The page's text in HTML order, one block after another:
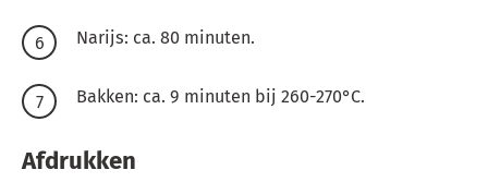
Narijs: ca. 80 minuten.
Bakken: ca. 9 minuten bij 260-270°C.
Afdrukken